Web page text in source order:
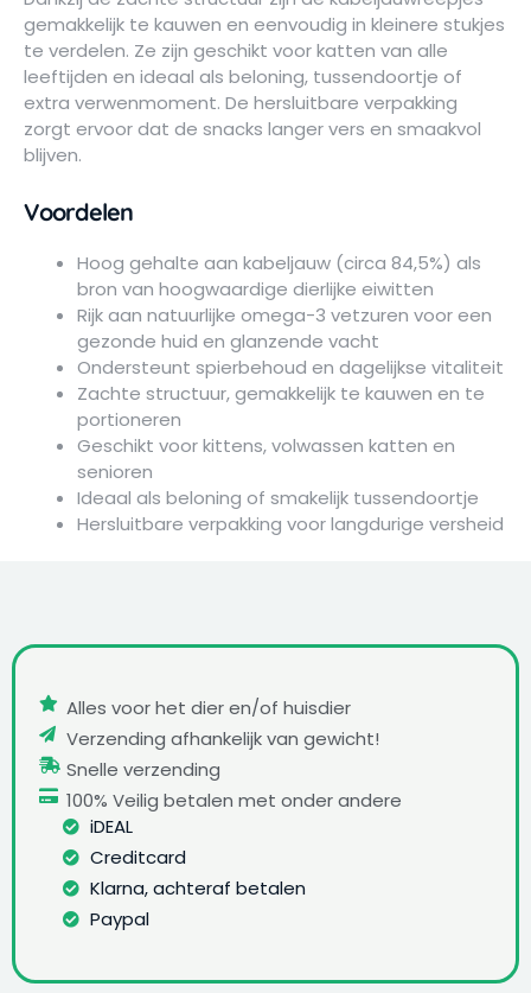
gemakkelijk te kauwen en eenvoudig in kleinere stukjes
te verdelen. Ze zijn geschikt voor katten van alle
leeftijden en ideaal als beloning, tussendoortje of
extra verwenmoment. De hersluitbare verpakking
zorgt ervoor dat de snacks langer vers en smaakvol
blijven.
Voordelen
Hoog gehalte aan kabeljauw (circa 84,5%) als
bron van hoogwaardige dierlijke eiwitten
Rijk aan natuurlijke omega-3 vetzuren voor een
gezonde huid en glanzende vacht
Ondersteunt spierbehoud en dagelijkse vitaliteit
Zachte structuur, gemakkelijk te kauwen en te
portioneren
Geschikt voor kittens, volwassen katten en
senioren
Ideaal als beloning of smakelijk tussendoortje
Hersluitbare verpakking voor langdurige versheid
Alles voor het dier en/of huisdier
Verzending afhankelijk van gewicht!
Snelle verzending
100% Veilig betalen met onder andere
iDEAL
Creditcard
Klarna, achteraf betalen
Paypal